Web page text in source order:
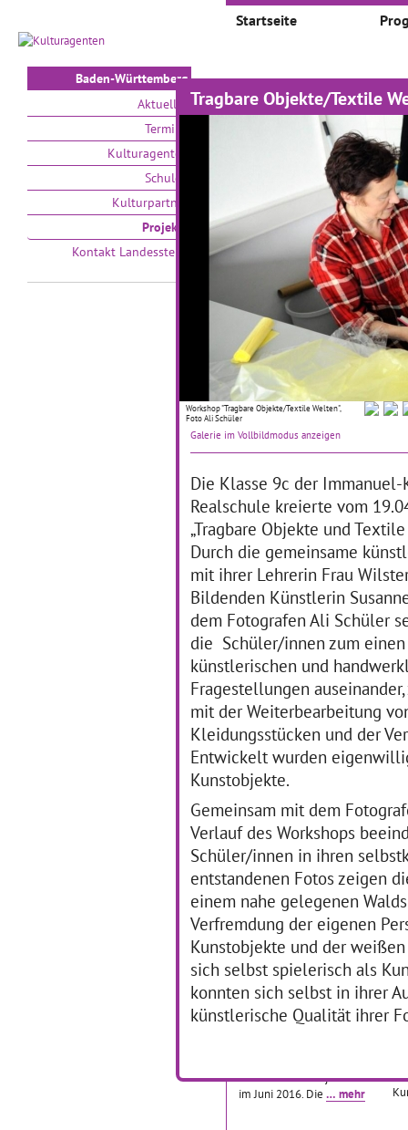
Tragbare Objekte/Textile
Workshop "Tragbare Objekte/Textile Welten",
Foto Ali Schüler
Galerie im Vollbildmodus anzeigen
Die Klasse 9c der Immanuel-
Realschule kreierte vom
„Tragbare Objekte und Textile
Durch die gemeinsame
mit ihrer Lehrerin Frau
Bildenden Künstlerin
dem Fotografen Ali Schüler
die Schüler/innen zum
künstlerischen und
Fragestellungen
mit der Weiterbearbeitung
Kleidungsstücken und der
Entwickelt wurden
Kunstobjekte.
Gemeinsam mit dem
Verlauf des Workshops
Schüler/innen in ihren
entstandenen Fotos zeigen
einem nahe gelegenen
Verfremdung der eigenen
Kunstobjekte und der
sich selbst spielerisch als
konnten sich selbst in ihrer
künstlerische Qualität ihrer
Baden-Württemberg
Aktuelles
Termine
Kulturagenten
Schulen
Kulturpartner
Projekte
Kontakt Landesstelle
Startseite
Projekte
Kleine Künstler auf
großer Bühne
01.09.2016–31.05.2018
Die Künstlertage haben an
der Schneeburgschule
Freiburg bereits Tradition.
Kulturagentenprogramms
werden die dritten und
vierten Klassen in den
nächsten drei Jahren nun
regelmäßig an… mehr
Im
Mehr Märchen!
01.09.2016–31.12.2016
Im vergangenen Herbst und
Winter widmete sich die
Klassenstufe Drei der
Gerhart-Hauptmann-Schule
in Heilbronn ganz dem
Thema Märchen. Drei
nämlich Literatur, Bildende
Kunst… mehr
Trommeln - Tanzen -
Texten
01.07.2016–31.07.2016
Auf wie viele verschiedene
Arten man mit Rhythmus
spielen kann, lernten die 65
Schülerinnen und Schüler
Rahmen ihrer Projektwoche
im Juni 2016. Die … mehr
in